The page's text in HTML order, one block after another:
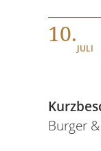
10.
JULI
Burger